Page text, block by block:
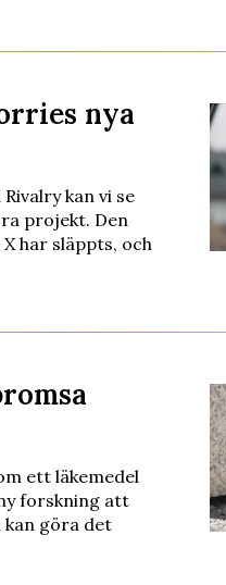
nya
kan vi se
projekt. Den
har släppts, och
ett läkemedel
forskning att
kan göra det